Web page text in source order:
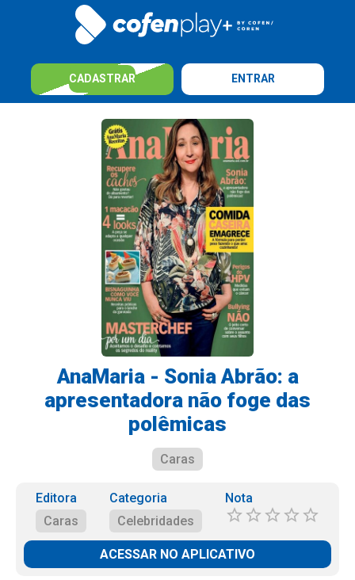
CADASTRAR ENTRAR
AnaMaria - Sonia Abrão: a
apresentadora não foge das
polêmicas
Caras
Editora
Caras
Categoria
Celebridades
Nota
ACESSAR NO APLICATIVO